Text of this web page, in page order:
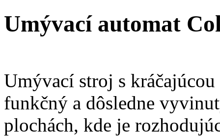
Umývací automat
Umývací stroj s
funkčný a dôsledne
plochách, kde je